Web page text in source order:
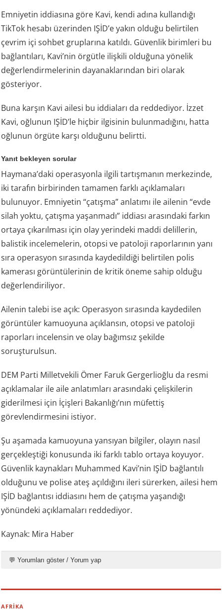
Emniyetin iddiasına göre Kavi, kendi adına kullandığı
TikTok hesabı üzerinden IŞİD’e yakın olduğu belirtilen
çevrim içi sohbet gruplarına katıldı. Güvenlik birimleri bu
bağlantıları, Kavi’nin örgütle ilişkili olduğuna yönelik
değerlendirmelerinin dayanaklarından biri olarak
gösteriyor.
Buna karşın Kavi ailesi bu iddiaları da reddediyor. İzzet
Kavi, oğlunun IŞİD’le hiçbir ilgisinin bulunmadığını, hatta
oğlunun örgüte karşı olduğunu belirtti.
Yanıt bekleyen sorular
Haymana’daki operasyonla ilgili tartışmanın merkezinde,
iki tarafın birbirinden tamamen farklı açıklamaları
bulunuyor. Emniyetin “çatışma” anlatımı ile ailenin “evde
silah yoktu, çatışma yaşanmadı” iddiası arasındaki farkın
ortaya çıkarılması için olay yerindeki maddi delillerin,
balistik incelemelerin, otopsi ve patoloji raporlarının yanı
sıra operasyon sırasında kaydedildiği belirtilen polis
kamerası görüntülerinin de kritik öneme sahip olduğu
değerlendiriliyor.
Ailenin talebi ise açık: Operasyon sırasında kaydedilen
görüntüler kamuoyuna açıklansın, otopsi ve patoloji
raporları incelensin ve olay bağımsız şekilde
soruşturulsun.
DEM Parti Milletvekili Ömer Faruk Gergerlioğlu da resmi
açıklamalar ile aile anlatımları arasındaki çelişkilerin
giderilmesi için İçişleri Bakanlığı’nın müfettiş
görevlendirmesini istiyor.
Şu aşamada kamuoyuna yansıyan bilgiler, olayın nasıl
gerçekleştiği konusunda iki farklı tablo ortaya koyuyor.
Güvenlik kaynakları Muhammed Kavi’nin IŞİD bağlantılı
olduğunu ve polise ateş açıldığını ileri sürerken, ailesi hem
IŞİD bağlantısı iddiasını hem de çatışma yaşandığı
yönündeki açıklamaları reddediyor.
Kaynak: Mira Haber
💬 Yorumları göster / Yorum yap
AFRİKA